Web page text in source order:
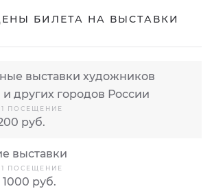
БИЛЕТА НА ВЫСТАВКИ
выставки художников
других городов России
ПОСЕЩЕНИЕ
руб.
выставки
ПОСЕЩЕНИЕ
1000 руб.